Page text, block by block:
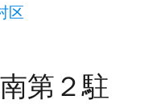
区
第２駐